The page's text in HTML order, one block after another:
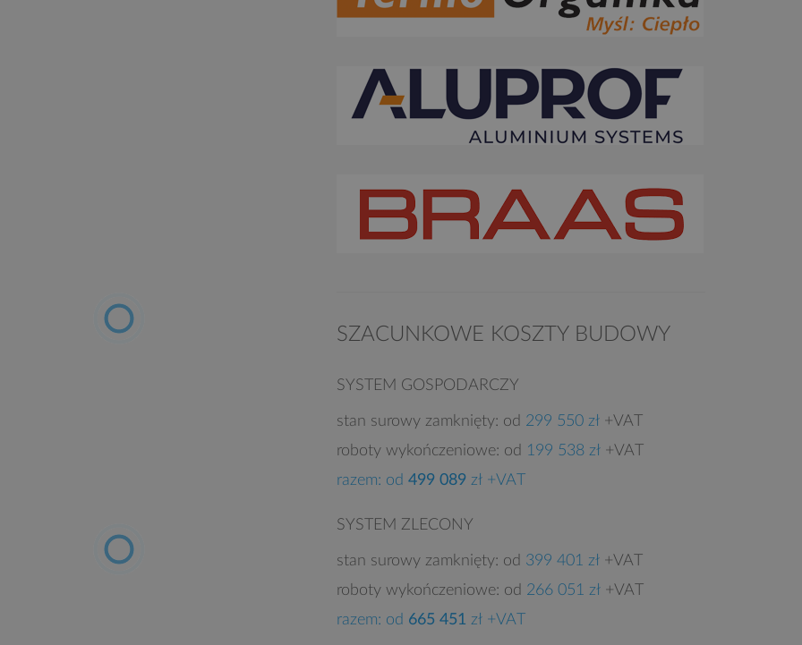
SZACUNKOWE KOSZTY BUDOWY
SYSTEM GOSPODARCZY
stan surowy zamknięty: od 299 550 zł +VAT
roboty wykończeniowe: od 199 538 zł +VAT
razem: od 499 089 zł +VAT
SYSTEM ZLECONY
stan surowy zamknięty: od 399 401 zł +VAT
roboty wykończeniowe: od 266 051 zł +VAT
razem: od 665 451 zł +VAT